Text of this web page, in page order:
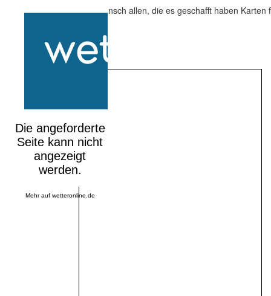
Mehr auf wetteronline.de
Glückwunsch allen, die es geschafft haben